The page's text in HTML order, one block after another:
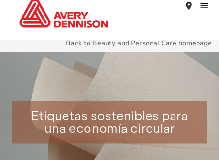
place
Back to Beauty and Personal Care homepage
Etiquetas sostenibles para
una economía circular